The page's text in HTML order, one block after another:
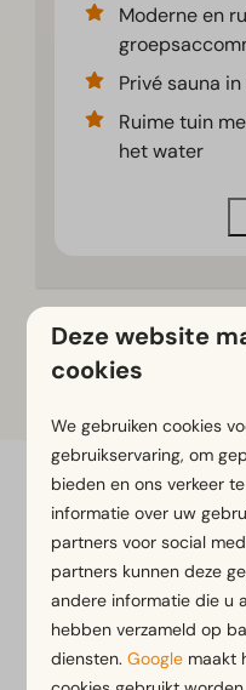
Moderne en
Privé sauna
Ruime tuin
het water
Samen
onze ruime
Met 20 personen op
ruimte om samen te
lopen. Bij
Deze website
cookies
We gebruiken cookies
gebruikservaring, om
bieden en ons verkeer
informatie over uw
partners voor social
partners kunnen deze
andere informatie die u
hebben verzameld op
diensten.Google maakt